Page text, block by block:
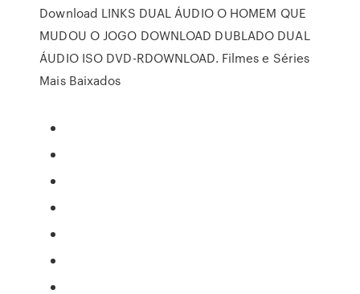
Download LINKS DUAL ÁUDIO O HOMEM QUE
MUDOU O JOGO DOWNLOAD DUBLADO DUAL
ÁUDIO ISO DVD-RDOWNLOAD. Filmes e Séries
Mais Baixados